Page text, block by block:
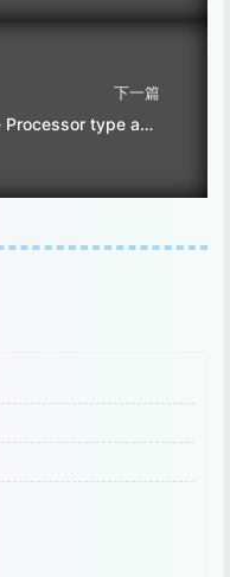
下一篇
Gentoo 6.6.13 内核配置选项 -- Processor type and features -- family